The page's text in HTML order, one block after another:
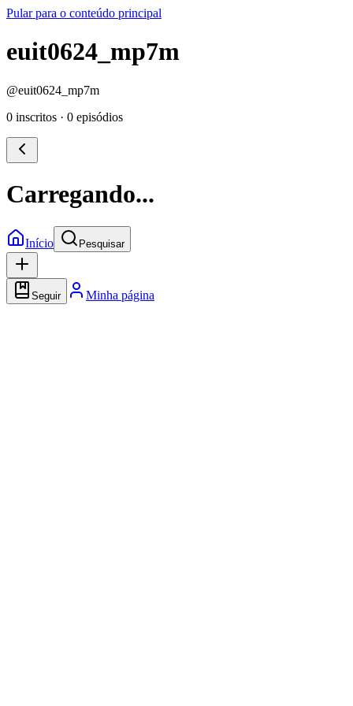
Pular para o conteúdo principal
euit0624_mp7m
@euit0624_mp7m
0 inscritos · 0 episódios
Carregando...
Início Pesquisar
Seguir Minha página